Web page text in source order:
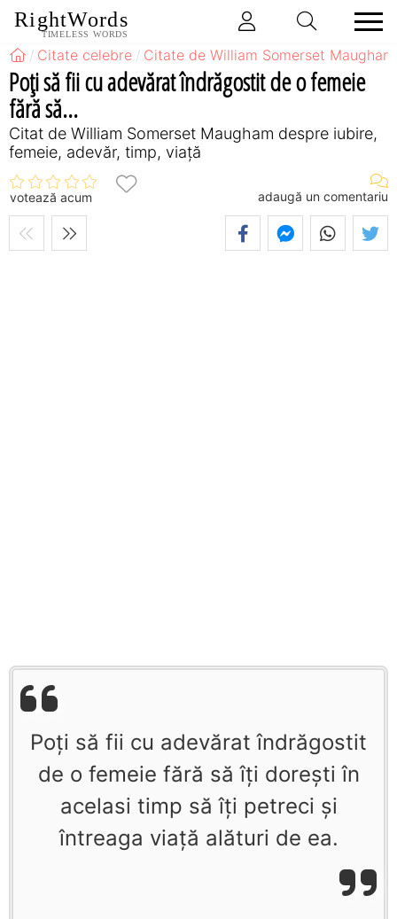
RightWords
TIMELESS WORDS
Citate celebre Citate de William Somerset Maugham
Poţi să fii cu adevărat îndrăgostit de o femeie
fără să...
Citat de William Somerset Maugham despre iubire,
femeie, adevăr, timp, viață
votează acum adaugă un comentariu
Poţi să fii cu adevărat îndrăgostit
de o femeie fără să îţi doreşti în
acelasi timp să îţi petreci şi
întreaga viaţă alături de ea.